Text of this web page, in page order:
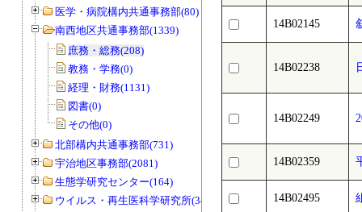
医学・病院構内共通事務部(80)
南西地区共通事務部(1339)
庶務・総務(208)
教務・学務(0)
経理・財務(1131)
図書(0)
その他(0)
北部構内共通事務部(731)
宇治地区事務部(2081)
生態学研究センター(164)
ウイルス・再生医科学研究所(34)
14B02145
14B02238
14B02249
14B02359
14B02495